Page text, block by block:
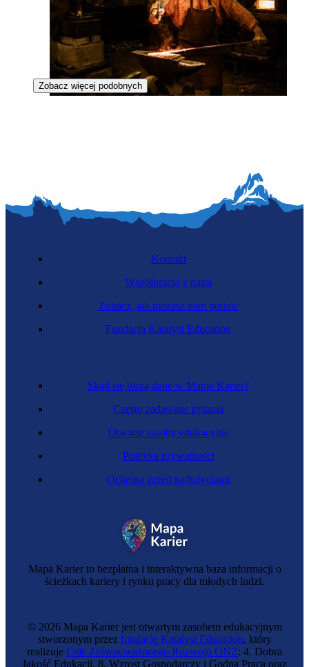
Zobacz więcej podobnych
Mapa Karier to bezpłatna i interaktywna baza informacji o
ścieżkach kariery i rynku pracy dla młodych ludzi.
Skąd się biorą dane w Mapie Karier?
Często zadawane pytania
Otwarte zasoby edukacyjne
Polityka prywatności
Ochrona przed nadużyciami
Kontakt
Współpracuj z nami
Zobacz, jak możesz nam pomóc
Fundacja Katalyst Education
© 2026 Mapa Karier jest otwartym zasobem edukacyjnym
stworzonym przez fundację Katalyst Education, który
realizuje Cele Zrównoważonego Rozwoju ONZ: 4. Dobra
Jakość Edukacji, 8. Wzrost Gospodarczy i Godna Praca oraz